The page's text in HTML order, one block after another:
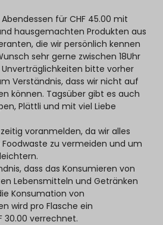
für CHF 45.00 mit
hausgemachten Produkten aus
die wir persönlich kennen
sehr gerne zwischen 18Uhr
Unverträglichkeiten bitte vorher
Verständnis, dass wir nicht auf
können. Tagsüber gibt es auch
Plättli und mit viel Liebe
voranmelden, da wir alles
zu vermeiden und um
dass das Konsumieren von
Lebensmitteln und Getränken
Konsumation von
wird pro Flasche ein
30.00 verrechnet.